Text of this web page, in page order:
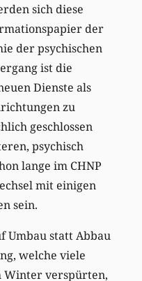
sich diese
der
der psychischen
ist die
Dienste als
zu
geschlossen
psychisch
lange im CHNP
mit einigen
sein.
Umbau statt Abbau
welche viele
Winter verspürten,